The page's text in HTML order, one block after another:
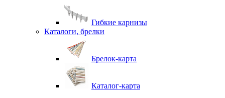
Гибкие карнизы
Каталоги, брелки
Брелок-карта
Каталог-карта